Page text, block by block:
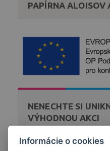
PAPÍRNA ALOISOV
NENECHTE SI
VÝHODNOU AKCI
Zaregistrujte se k
Informácie o cookies